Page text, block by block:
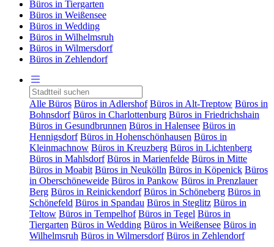
Büros in Tiergarten
Büros in Weißensee
Büros in Wedding
Büros in Wilhelmsruh
Büros in Wilmersdorf
Büros in Zehlendorf
Alle Büros Büros in Adlershof Büros in Alt-Treptow Büros in
Bohnsdorf Büros in Charlottenburg Büros in Friedrichshain
Büros in Gesundbrunnen Büros in Halensee Büros in
Hennigsdorf Büros in Hohenschönhausen Büros in
Kleinmachnow Büros in Kreuzberg Büros in Lichtenberg
Büros in Mahlsdorf Büros in Marienfelde Büros in Mitte
Büros in Moabit Büros in Neukölln Büros in Köpenick Büros
in Oberschöneweide Büros in Pankow Büros in Prenzlauer
Berg Büros in Reinickendorf Büros in Schöneberg Büros in
Schönefeld Büros in Spandau Büros in Steglitz Büros in
Teltow Büros in Tempelhof Büros in Tegel Büros in
Tiergarten Büros in Wedding Büros in Weißensee Büros in
Wilhelmsruh Büros in Wilmersdorf Büros in Zehlendorf